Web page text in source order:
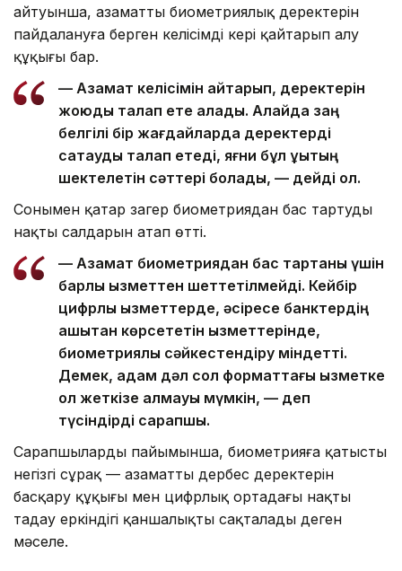
айтуынша, азаматтың биометриялық деректерін
пайдалануға берген келісімді кері қайтарып алу
құқығы бар.
— Азамат келісімін қайтарып, деректерін
жоюды талап ете алады. Алайда заң
белгілі бір жағдайларда деректерді
сақтауды талап етеді, яғни бұл құқықтың
шектелетін сәттері болады, — дейді ол.
Сонымен қатар заңгер биометриядан бас тартудың
нақты салдарын атап өтті.
— Азамат биометриядан бас тартқаны үшін
барлық қызметтен шеттетілмейді. Кейбір
цифрлық қызметтерде, әсіресе банктердің
қашықтан көрсететін қызметтерінде,
биометриялық сәйкестендіру міндетті.
Демек, адам дәл сол форматтағы қызметке
қол жеткізе алмауы мүмкін, — деп
түсіндірді сарапшы.
Сарапшылардың пайымынша, биометрияға қатысты
негізгі сұрақ — азаматтың дербес деректерін
басқару құқығы мен цифрлық ортадағы нақты
таңдау еркіндігі қаншалықты сақталады деген
мәселе.